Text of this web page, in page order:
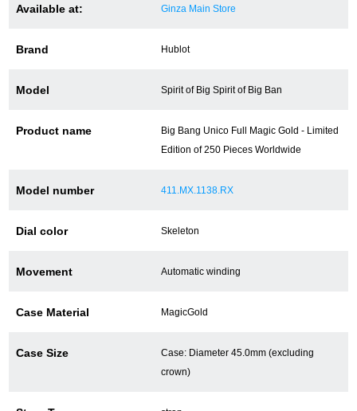
ショップサービス
買取・下取りをご希望の方
Available at: Ginza Main Store
Brand Hublot
Model Spirit of Big Spirit of Big Ban
Product name
Big Bang Unico Full Magic Gold - Limited
Edition of 250 Pieces Worldwide
Model number 411.MX.1138.RX
Dial color Skeleton
Movement Automatic winding
Case Material MagicGold
Case Size
Case: Diameter 45.0mm (excluding
crown)